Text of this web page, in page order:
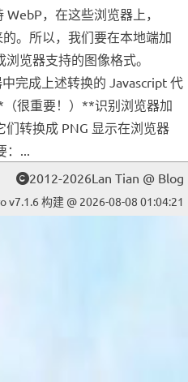
，在这些浏览器上，
。所以，我们要在本地端加
览器支持的图像格式。
完成上述转换的 Javascript 代
很重要！）**识别浏览器加
们转换成 PNG 显示在浏览器
：...
2012-2026Lan Tian @ Blog
v7.1.6 构建 @ 2026-08-08 01:04:21